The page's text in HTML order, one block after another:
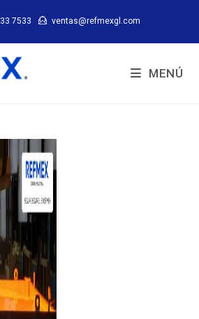
7533 ventas@refmexgl.com
MENÚ